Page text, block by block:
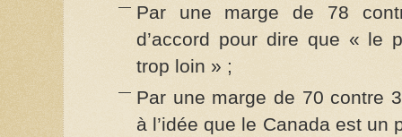
Par une marge de 78
d’accord pour dire que « le
trop loin » ;
Par une marge de 70 contre
à l’idée que le Canada est